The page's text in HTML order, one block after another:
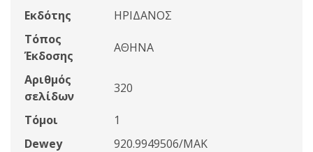
Εκδότης
ΗΡΙΔΑΝΟΣ
Τόπος
Έκδοσης
ΑΘΗΝΑ
Αριθμός
σελίδων
320
Τόμοι
1
Dewey
920.9949506/ΜΑΚ